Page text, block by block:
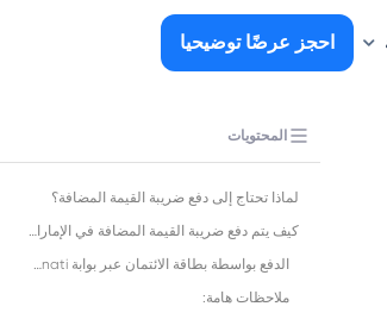
احجز عرضًا توضيحيا
المحتويات
لماذا تحتاج إلى دفع ضريبة القيمة المضافة؟
كيف يتم دفع ضريبة القيمة المضافة في الإمارات العربية المتحدة؟
الدفع بواسطة بطاقة الائتمان عبر بوابة FAB Magnati
ملاحظات هامة: